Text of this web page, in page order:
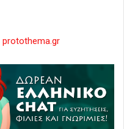
protothema.gr